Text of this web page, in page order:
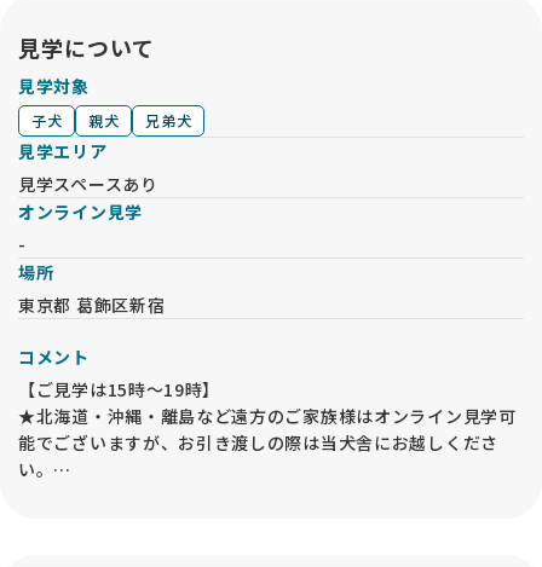
見学について
見学対象
子犬 親犬 兄弟犬
見学エリア
見学スペースあり
オンライン見学
-
場所
東京都 葛飾区新宿
コメント
【ご見学は15時〜19時】
★北海道・沖縄・離島など遠方のご家族様はオンライン見学可
能でございますが、お引き渡しの際は当犬舎にお越しくださ
い。